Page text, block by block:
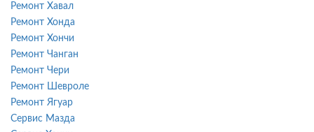
Ремонт Хавал
Ремонт Хонда
Ремонт Хончи
Ремонт Чанган
Ремонт Чери
Ремонт Шевроле
Ремонт Ягуар
Сервис Мазда